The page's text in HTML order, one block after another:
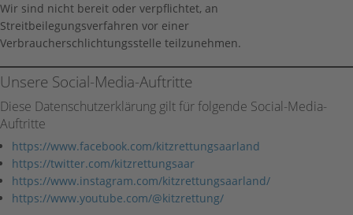
Wir sind nicht bereit oder verpflichtet, an
Streitbeilegungsverfahren vor einer
Verbraucherschlichtungsstelle teilzunehmen.
Unsere Social-Media-Auftritte
Diese Datenschutzerklärung gilt für folgende Social-Media-
Auftritte
https://www.facebook.com/kitzrettungsaarland
https://twitter.com/kitzrettungsaar
https://www.instagram.com/kitzrettungsaarland/
https://www.youtube.com/@kitzrettung/